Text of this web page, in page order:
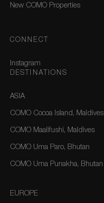
New COMO Properties
CONNECT
Instagram
DESTINATIONS
ASIA
COMO Cocoa Island, Maldives
COMO Maalifushi, Maldives
COMO Uma Paro, Bhutan
COMO Uma Punakha, Bhutan
EUROPE